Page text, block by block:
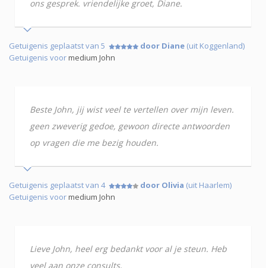
ons gesprek. vriendelijke groet, Diane.
Getuigenis geplaatst van 5 door Diane (uit Koggenland)
Getuigenis voormedium John
Beste John, jij wist veel te vertellen over mijn leven.
geen zweverig gedoe, gewoon directe antwoorden
op vragen die me bezig houden.
Getuigenis geplaatst van 4 door Olivia (uit Haarlem)
Getuigenis voormedium John
Lieve John, heel erg bedankt voor al je steun. Heb
veel aan onze consults.